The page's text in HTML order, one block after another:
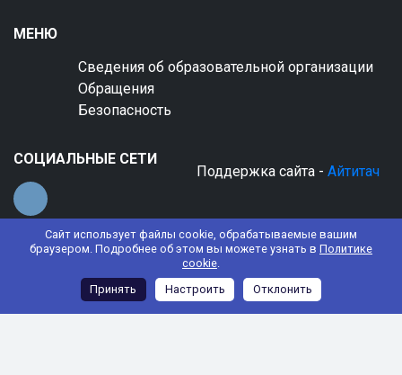
Сайт использует файлы cookie, обрабатываемые вашим
браузером. Подробнее об этом вы можете узнать в Политике
cookie.
Принять
Настроить Отклонить
МЕНЮ
Сведения об образовательной организации
Обращения
Безопасность
СОЦИАЛЬНЫЕ СЕТИ
Поддержка сайта - Айтитач
© 2022 АНО ДО "Планета детства "Лада"